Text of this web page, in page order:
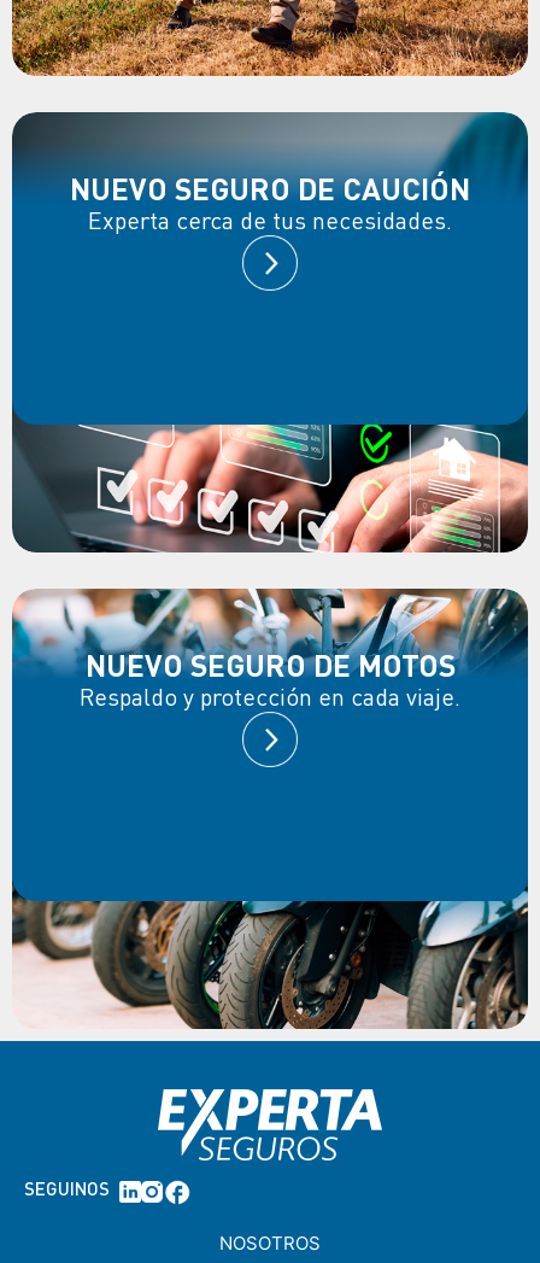
NUEVO SEGURO DE CAUCIÓN
Experta cerca de tus necesidades.
NUEVO SEGURO DE MOTOS
Respaldo y protección en cada viaje.
SEGUINOS
NOSOTROS